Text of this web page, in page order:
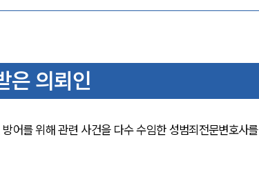
은 의뢰인
어를 위해 관련 사건을 다수 수임한 성범죄전문변호사를